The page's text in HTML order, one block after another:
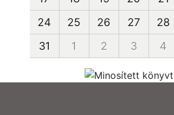
24
25 26 27 28
31
1 2 3 4